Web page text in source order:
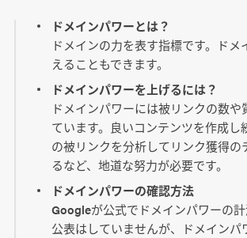
ドメインパワーとは？
ドメインの力を表す指標です。ドメ
えることもできます。
ドメインパワーを上げるには？
ドメインパワーには被リンクの数や
ています。良いコンテンツを作成し
の被リンクを分析してリンク獲得の
るなど、地道な努力が必要です。
ドメインパワーの確認方法
Googleが公式でドメインパワーの
公表はしていませんが、ドメインパ